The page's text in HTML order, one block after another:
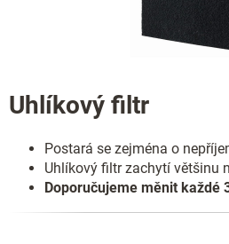
Uhlíkový filtr
Postará se zejména o
Uhlíkový filtr zachytí většinu
Doporučujeme měnit každé